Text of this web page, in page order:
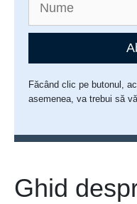
Făcând clic pe butonul,
asemenea, va trebui să
Ghid